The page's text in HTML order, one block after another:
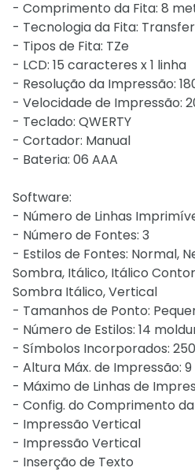
- Comprimento da Fita: 8
- Tecnologia da Fita:
- Tipos de Fita: TZe
- LCD: 15 caracteres x 1 linha
- Resolução da Impressão:
- Velocidade de Impressão:
- Teclado: QWERTY
- Cortador: Manual
- Bateria: 06 AAA
Software:
- Número de Linhas
- Número de Fontes: 3
- Estilos de Fontes: Normal,
Sombra, Itálico, Itálico
Sombra Itálico, Vertical
- Tamanhos de Ponto:
- Número de Estilos: 14
- Símbolos Incorporados: 250
- Altura Máx. de Impressão:
- Máximo de Linhas de
- Config. do Comprimento
- Impressão Vertical
- Impressão Vertical
- Inserção de Texto